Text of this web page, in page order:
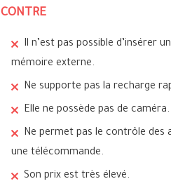
CONTRE
Il n’est pas possible d’insérer
mémoire externe.
Ne supporte pas la recharge
Elle ne possède pas de caméra.
Ne permet pas le contrôle des
une télécommande.
Son prix est très élevé.